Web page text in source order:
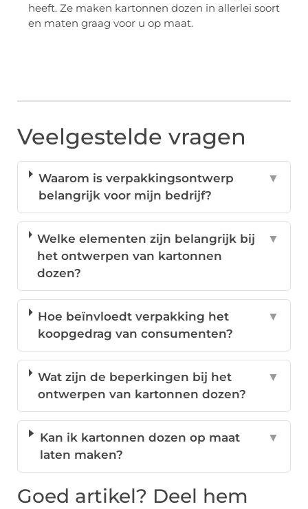
heeft. Ze maken kartonnen dozen in allerlei soort
en maten graag voor u op maat.
Veelgestelde vragen
Waarom is verpakkingsontwerp
belangrijk voor mijn bedrijf?
▼
Welke elementen zijn belangrijk bij
het ontwerpen van kartonnen
dozen?
▼
Hoe beïnvloedt verpakking het
koopgedrag van consumenten?
▼
Wat zijn de beperkingen bij het
ontwerpen van kartonnen dozen?
▼
Kan ik kartonnen dozen op maat
laten maken?
▼
Goed artikel? Deel hem